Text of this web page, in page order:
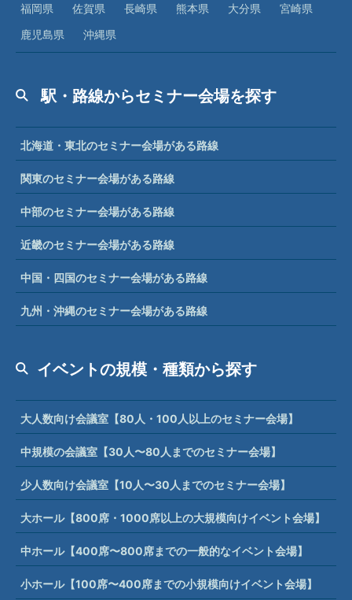
福岡県
佐賀県 長崎県 熊本県 大分県
宮崎県
鹿児島県
沖縄県
駅・路線からセミナー会場を探す
北海道・東北のセミナー会場がある路線
関東のセミナー会場がある路線
中部のセミナー会場がある路線
近畿のセミナー会場がある路線
中国・四国のセミナー会場がある路線
九州・沖縄のセミナー会場がある路線
イベントの規模・種類から探す
大人数向け会議室【80人・100人以上のセミナー会場】
中規模の会議室【30人〜80人までのセミナー会場】
少人数向け会議室【10人〜30人までのセミナー会場】
大ホール【800席・1000席以上の大規模向けイベント会場】
中ホール【400席〜800席までの一般的なイベント会場】
小ホール【100席〜400席までの小規模向けイベント会場】